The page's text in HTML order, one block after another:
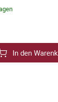
In den